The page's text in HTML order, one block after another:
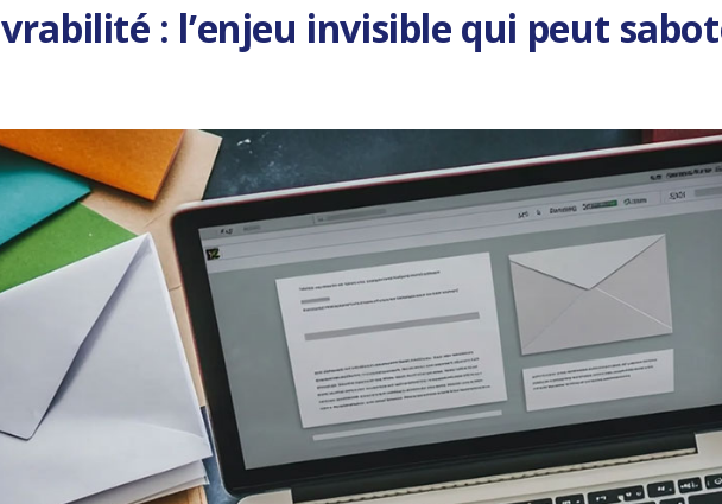
: l’enjeu invisible qui peut